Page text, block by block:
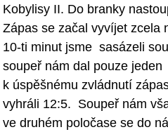
Kobylisy II. Do branky
Zápas se začal vyvíjet zcela
10-ti minut jsme sasázeli
soupeř nám dal pouze jeden
k úspěšnému zvládnutí
vyhráli 12:5. Soupeř nám
vedruhém poločase se do